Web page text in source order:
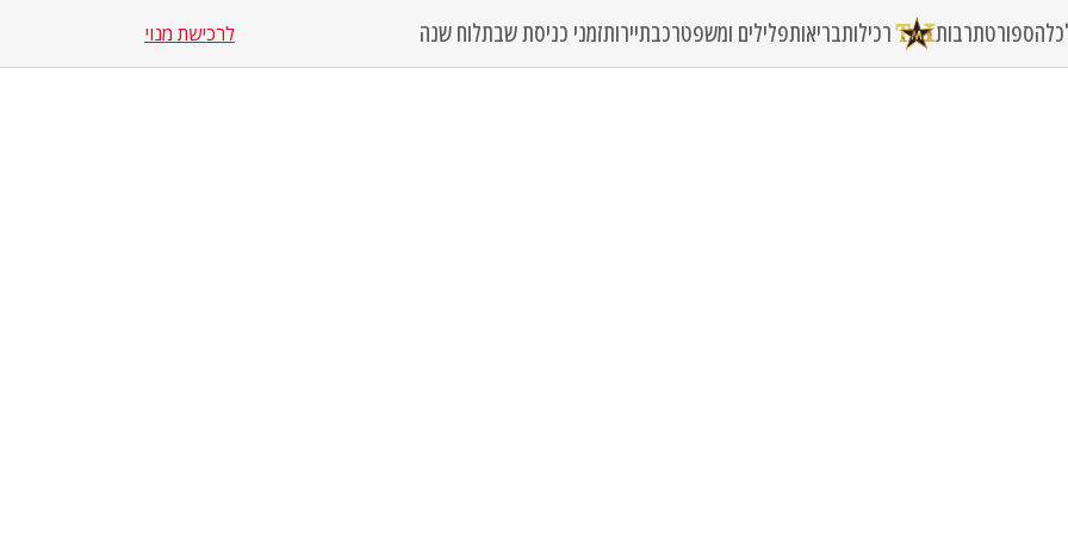
ספורטתרבות רכילותבריאותפלילים ומשפטרכבתיירותזמני כניסת שבתלוח שנה לרכישת מנוי